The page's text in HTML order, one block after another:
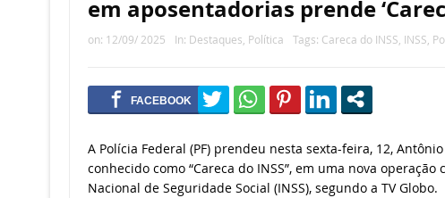
em aposentadorias prende
on: 12/09/ 2025 In: Destaques Política Tags: Careca do INSS INSS
A Polícia Federal (PF) prendeu nesta sexta-feira, 12,
conhecido como “Careca do INSS”, em uma nova
Nacional de Seguridade Social (INSS), segundo a TV Globo.